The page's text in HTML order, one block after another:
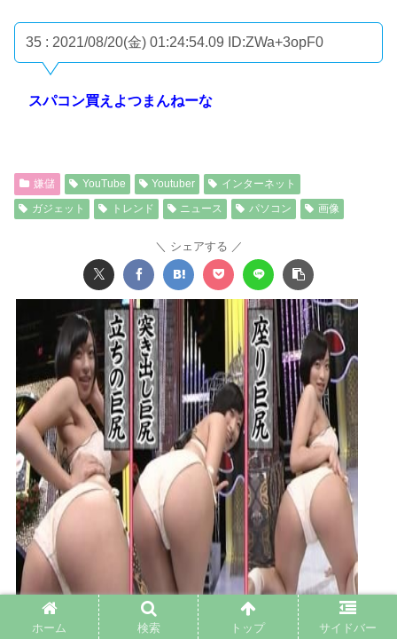
35 : 2021/08/20(金) 01:24:54.09 ID:ZWa+3opF0
スパコン買えよつまんねーな
嫌儲 YouTube Youtuber
インターネット
ガジェット
トレンド ニュース パソコン 画像
シェアする
彼氏がいないと謳いケツのデカさで売れてタワマンを購入しプロゲー
マーと結婚したグラドル、息子が「自閉スペクトラム症」と診断され
ホーム 検索 トップ サイドバー